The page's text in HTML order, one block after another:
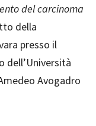
del carcinoma
della
presso il
dell’Università
Avogadro